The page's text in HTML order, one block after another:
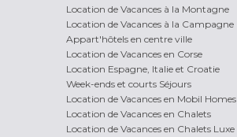
Location de Vacances à la Montagne
Location de Vacances à la Campagne
Appart'hôtels en centre ville
Location de Vacances en Corse
Location Espagne, Italie et Croatie
Week-ends et courts Séjours
Location de Vacances en Mobil Homes
Location de Vacances en Chalets
Location de Vacances en Chalets Luxe